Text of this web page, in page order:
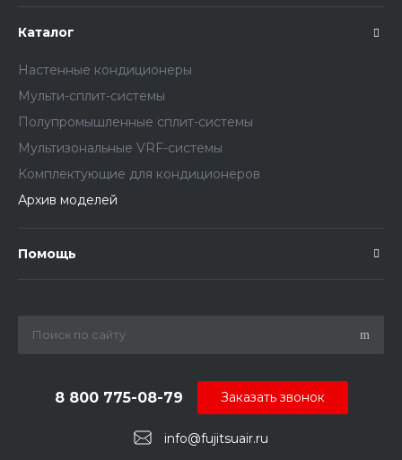
Каталог
Настенные кондиционеры
Мульти-сплит-системы
Полупромышленные сплит-системы
Мультизональные VRF-системы
Комплектующие для кондиционеров
Архив моделей
Помощь
info@fujitsuair.ru
8 800 775-08-79 Заказать звонок